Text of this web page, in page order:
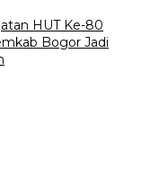
HUT Ke-80
Bogor Jadi